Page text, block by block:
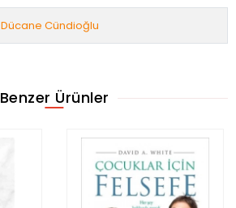
Dücane Cündioğlu
Benzer Ürünler